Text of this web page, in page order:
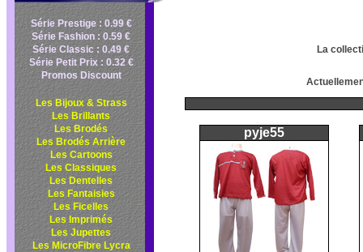
Série Prestige : 0.99 €
Série Fashion : 0.59 €
Série Classic : 0.49 €
Série Petit Prix : 0.32 €
Promos Discount
Les Bijoux & Strass
Les Brillants
Les Brodés
Les Brodés Arrière
Les Cartoons
Les Classiques
Les Dentelles
Les Fantaisies
Les Ficelles
Les Imprimés
Les Jupettes
Les MicroFibre Lycra
La
pyje55